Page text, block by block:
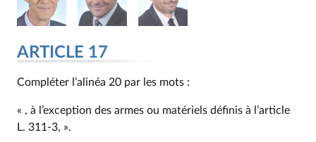
ARTICLE 17
Compléter l’alinéa 20 par les mots :
« , à l’exception des armes ou matériels définis à l’article
L. 311‑3, ».